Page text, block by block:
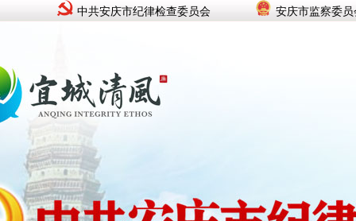
中共安庆市纪律检查委员会 安庆市监察委